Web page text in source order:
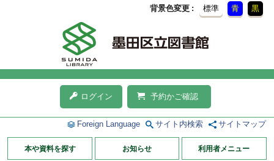
背景色変更 標準 青 黒
ログイン 予約かご確認
Foreign Language サイト内検索 サイトマップ
本や資料を探す お知らせ 利用者メニュー